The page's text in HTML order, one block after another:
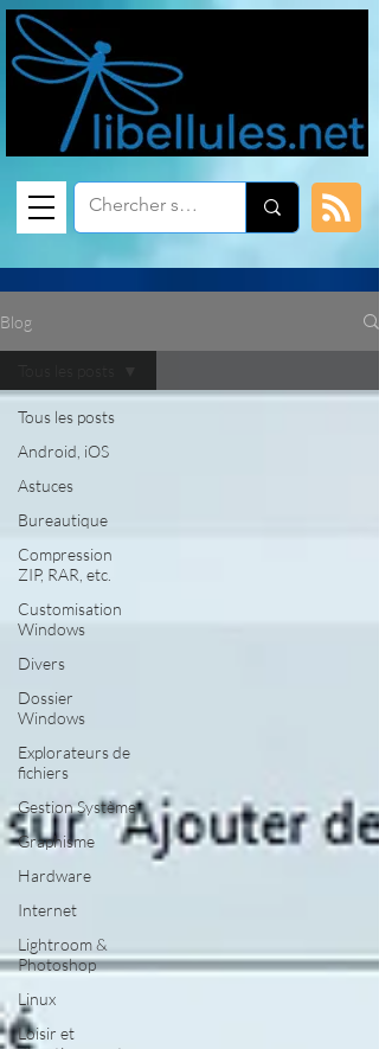
Blog
Tous les posts
Android, iOS
Astuces
Bureautique
Compression
ZIP, RAR, etc.
Customisation
Windows
Divers
Dossier
Windows
Explorateurs de
fichiers
Gestion Système
Graphisme
Hardware
Internet
Lightroom &
Photoshop
Linux
Loisir et